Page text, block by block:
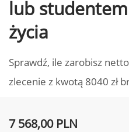
lub
życia
Sprawdź, ile zarobisz
zlecenie z kwotą 8040 zł
7 568,00 PLN